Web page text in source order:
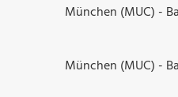
München (MUC) -
München (MUC) -